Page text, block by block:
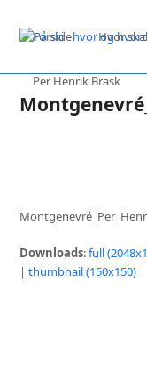
Forside Hvor
Per Henrik Brask
Downloads:full
|thumbnail (150x150)